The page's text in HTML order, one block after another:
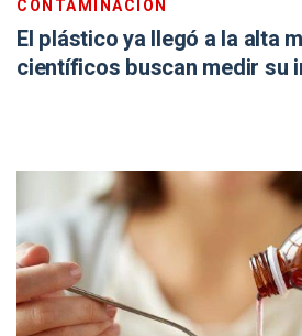
CONTAMINACIÓN
El plástico ya llegó a la alta
científicos buscan medir su